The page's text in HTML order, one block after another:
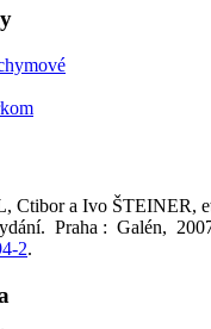
Ctibor a Ivo ŠTEINER,
Praha : Galén,
2.